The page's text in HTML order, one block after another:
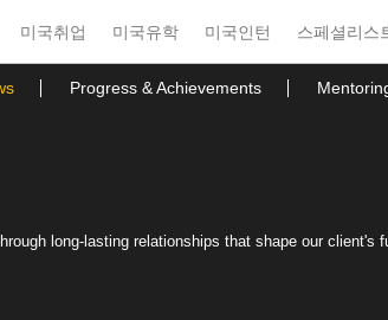
미국취업 미국유학 미국인턴 스페셜리스
Progress & Achievements
long-lasting relationships that shape our client's